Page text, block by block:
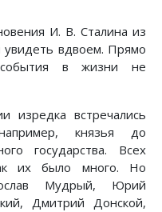
И. В. Сталина из
увидеть вдвоем. Прямо
события в жизни не
встречались
князья до
государства. Всех
их было много. Но
Мудрый, Юрий
Дмитрий Донской,